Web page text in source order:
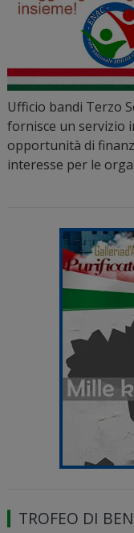
Ufficio bandi Terzo
fornisce un servizio
opportunità di
interesse per le
TROFEO DI